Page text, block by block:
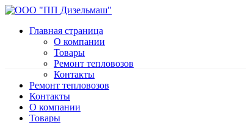
Главная страница
О компании
Товары
Ремонт тепловозов
Контакты
Ремонт тепловозов
Контакты
О компании
Товары